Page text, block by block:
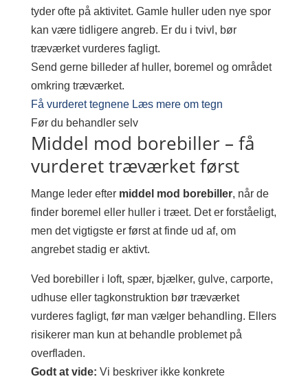
tyder ofte på aktivitet. Gamle huller uden nye spor
kan være tidligere angreb. Er du i tvivl, bør
træværket vurderes fagligt.
Send gerne billeder af huller, boremel og området
omkring træværket.
Få vurderet tegnene Læs mere om tegn
Før du behandler selv
Middel mod borebiller – få
vurderet træværket først
Mange leder efter middel mod borebiller, når de
finder boremel eller huller i træet. Det er forståeligt,
men det vigtigste er først at finde ud af, om
angrebet stadig er aktivt.
Ved borebiller i loft, spær, bjælker, gulve, carporte,
udhuse eller tagkonstruktion bør træværket
vurderes fagligt, før man vælger behandling. Ellers
risikerer man kun at behandle problemet på
overfladen.
Godt at vide: Vi beskriver ikke konkrete